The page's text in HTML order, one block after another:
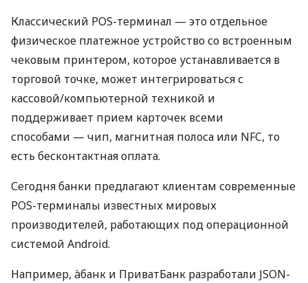
Классический POS-терминал — это отдельное
физическое платежное устройство со встроенным
чековым принтером, которое устанавливается в
торговой точке, может интегрироваться с
кассовой/компьютерной техникой и
поддерживает прием карточек всеми
способами — чип, магнитная полоса или NFC, то
есть бесконтактная оплата.
Сегодня банки предлагают клиентам современные
POS-терминалы известных мировых
производителей, работающих под операционной
системой Android.
Например, àбанк и ПриватБанк разработали JSON-